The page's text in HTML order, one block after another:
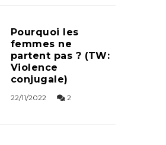
Pourquoi les
femmes ne
partent pas ? (TW:
Violence
conjugale)
22/11/2022 2